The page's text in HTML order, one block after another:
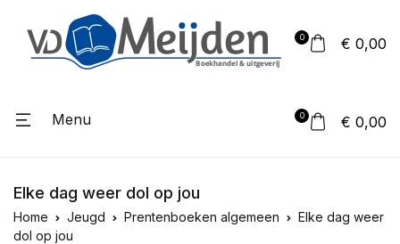
0 € 0,00
Menu 0 € 0,00
Elke dag weer dol op jou
Home Jeugd Prentenboeken algemeen
Elke dag weer
dol op jou